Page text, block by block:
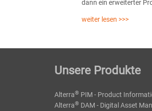
dann ein erweiterter
weiter lesen >>>
Unsere Produkte
Alterra® PIM - Product
Alterra® DAM - Digital Asset